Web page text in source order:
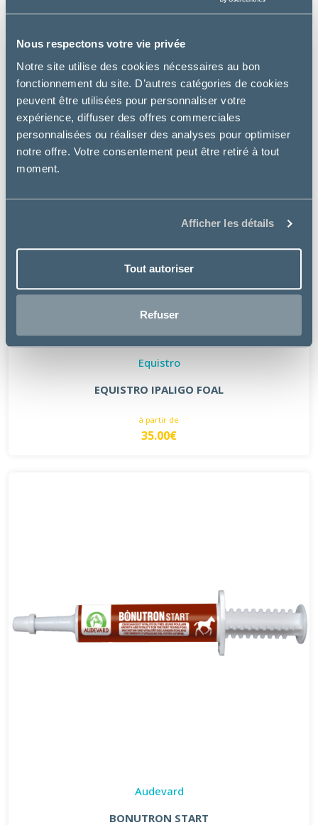
Nous respectons votre vie privée
Notre site utilise des cookies nécessaires au bon
fonctionnement du site. D’autres catégories de cookies
peuvent être utilisées pour personnaliser votre
expérience, diffuser des offres commerciales
personnalisées ou réaliser des analyses pour optimiser
notre offre. Votre consentement peut être retiré à tout
moment.
Afficher les détails
Tout autoriser
Refuser
Equistro
EQUISTRO IPALIGO FOAL
à partir de
35.00€
Audevard
BONUTRON START